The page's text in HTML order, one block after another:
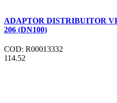
ADAPTOR DISTRIBUITOR
206 (DN100)
COD: R00013332
114.52